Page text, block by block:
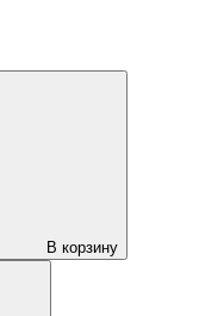
В корзину